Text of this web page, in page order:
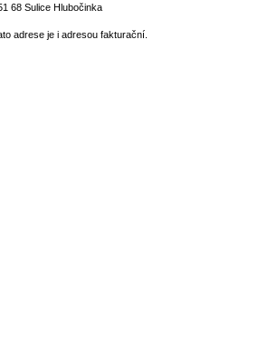
68 Sulice Hlubočinka
adrese je i adresou fakturační.